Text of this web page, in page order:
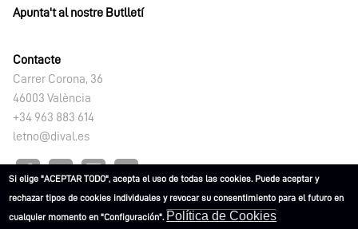
Apunta't al nostre Butlletí
Contacte
Carrer Corona, 36
46003 València
+34 963 883 614
letno@dival.es
Si elige "ACEPTAR TODO", acepta el uso de todas las cookies. Puede aceptar y
rechazar tipos de cookies individuales y revocar su consentimiento para el futuro en
cualquier momento en "Configuración". Política de Cookies